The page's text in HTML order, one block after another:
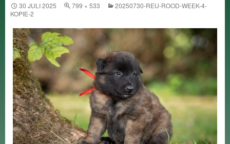
30 JULI 2025 799 × 533
20250730-REU-ROOD-WEEK-4-
KOPIE-2